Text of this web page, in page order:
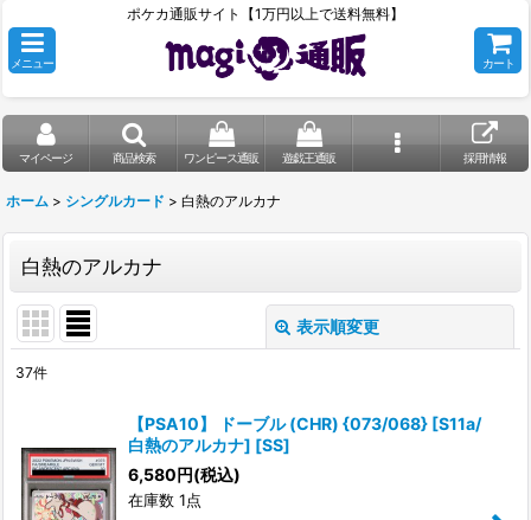
ポケカ通販サイト【1万円以上で送料無料】
メニュー カート
マイページ 商品検索 ワンピース通販 遊戯王通販 採用情報
ホーム > シングルカード > 白熱のアルカナ
白熱のアルカナ
表示順変更
在庫あり
並び順:
37件
【PSA10】 ドーブル (CHR) {073/068} [S11a/
白熱のアルカナ] [SS]
6,580円(税込)
在庫数 1点